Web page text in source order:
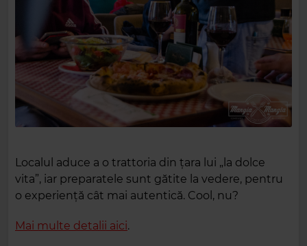
Localul aduce a o trattoria din țara lui „la dolce
vita”, iar preparatele sunt gătite la vedere, pentru
o experiență cât mai autentică. Cool, nu?
Mai multe detalii aici.